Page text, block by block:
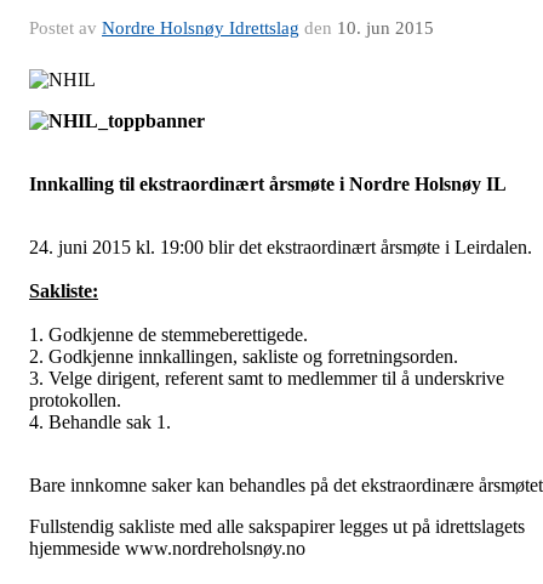
Postet av Nordre Holsnøy Idrettslag den 10. jun 2015
Innkalling til ekstraordinært årsmøte i Nordre Holsnøy IL
24. juni 2015 kl. 19:00 blir det ekstraordinært årsmøte i Leirdalen.
Sakliste:
1. Godkjenne de stemmeberettigede.
2. Godkjenne innkallingen, sakliste og forretningsorden.
3. Velge dirigent, referent samt to medlemmer til å underskrive
protokollen.
4. Behandle sak 1.
Bare innkomne saker kan behandles på det ekstraordinære
Fullstendig sakliste med alle sakspapirer legges ut på idrettslagets
hjemmeside www.nordreholsnøy.no